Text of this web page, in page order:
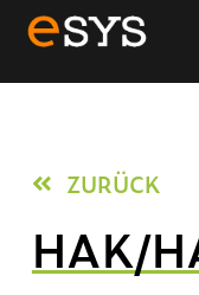
ZURÜCK
HAK/